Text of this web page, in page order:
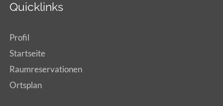
Quicklinks
Profil
Startseite
Raumreservationen
Ortsplan